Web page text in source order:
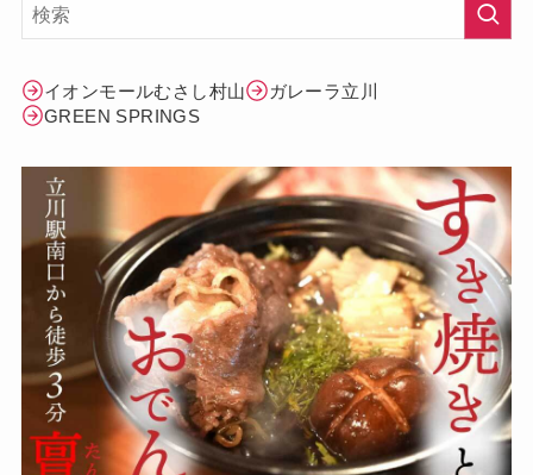
イオンモールむさし村山
ガレーラ立川
GREEN SPRINGS